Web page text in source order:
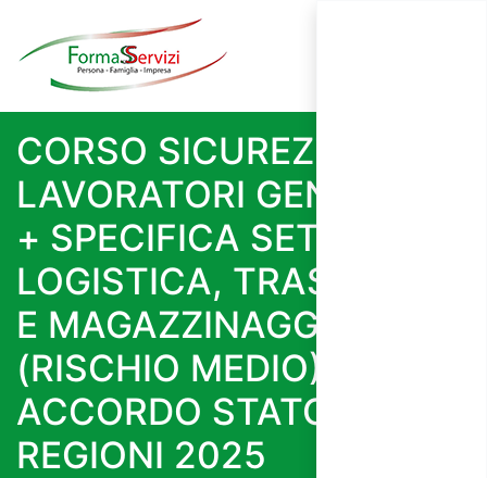
CORSO SICUREZZA
LAVORATORI GENERALE
+ SPECIFICA SETTORE
LOGISTICA, TRASPORTO
E MAGAZZINAGGIO
(RISCHIO MEDIO) -
ACCORDO STATO
REGIONI 2025